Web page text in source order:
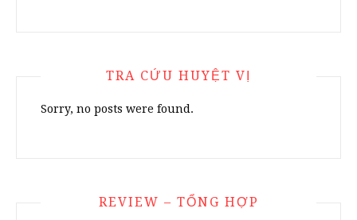
TRA CỨU HUYỆT VỊ
Sorry, no posts were found.
REVIEW – TỔNG HỢP